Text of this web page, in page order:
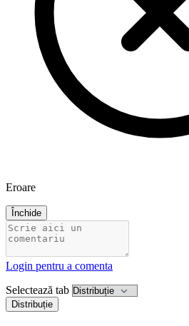
Eroare
Închide
Login pentru a comenta
Selectează tab
Distribuție